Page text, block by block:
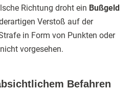
Richtung droht ein Bußgeld
Verstoß auf der
in Form von Punkten oder
vorgesehen.
Befahren